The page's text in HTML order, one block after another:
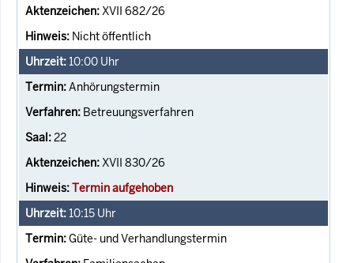
XVII 682/26
Nicht öffentlich
10:00 Uhr
Anhörungstermin
Betreuungsverfahren
22
XVII 830/26
Termin aufgehoben
10:15 Uhr
Güte- und Verhandlungstermin